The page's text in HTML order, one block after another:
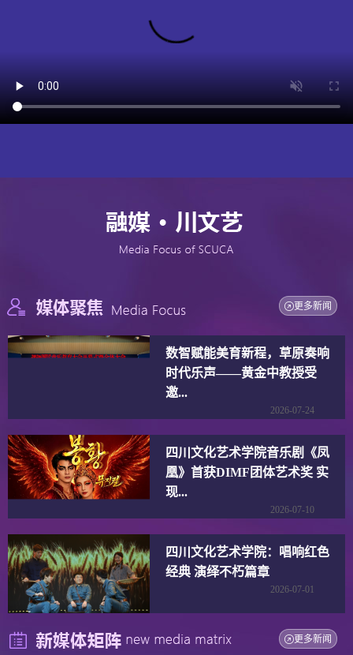
更多新闻
数智赋能美育新程，草原奏响
时代乐声——黄金中教授受
邀...
2026-07-24
四川文化艺术学院音乐剧《凤
凰》首获DIMF团体艺术奖 实
现...
2026-07-10
四川文化艺术学院：唱响红色
经典 演绎不朽篇章
2026-07-01
更多新闻